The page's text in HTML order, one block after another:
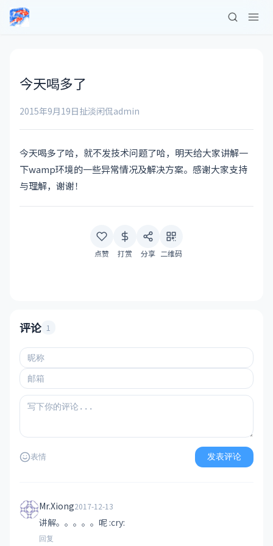
今天喝多了
2015年9月19日扯淡闲侃admin
今天喝多了哈，就不发技术问题了哈，明天给大家讲解一
下wamp环境的一些异常情况及解决方案。感谢大家支持
与理解，谢谢！
点赞 打赏 分享 二维码
评论 1
表情 发表评论
Mr.Xiong2017-12-13
讲解。。。。。呢 :cry:
回复